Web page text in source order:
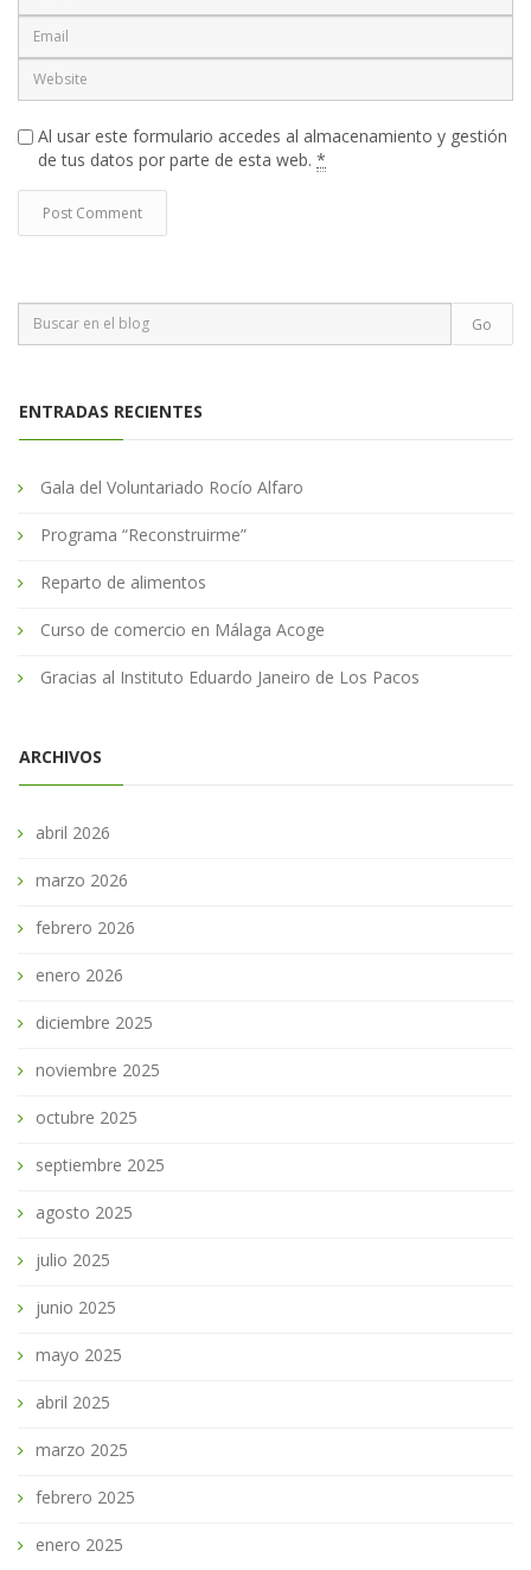
Al usar este formulario accedes al almacenamiento y gestión
de tus datos por parte de esta web. *
ENTRADAS RECIENTES
Gala del Voluntariado Rocío Alfaro
Programa “Reconstruirme”
Reparto de alimentos
Curso de comercio en Málaga Acoge
Gracias al Instituto Eduardo Janeiro de Los Pacos
ARCHIVOS
abril 2026
marzo 2026
febrero 2026
enero 2026
diciembre 2025
noviembre 2025
octubre 2025
septiembre 2025
agosto 2025
julio 2025
junio 2025
mayo 2025
abril 2025
marzo 2025
febrero 2025
enero 2025